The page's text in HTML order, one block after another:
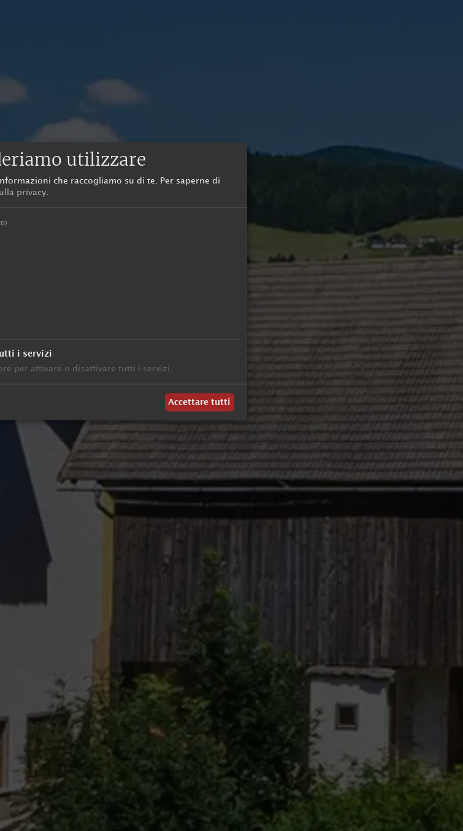
Val Pusteria
Lago di Braies
MMM Corones
utilizzare
che raccogliamo su di te.
Per saperne di
privacy
i servizi
per attivare o disattivare tutti i servizi.
Accettare tutti